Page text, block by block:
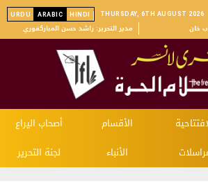
URDU ARABIC HINDI THURSDAY, 6TH AUGUST 2026
مدیر التحریر: راشد حسن المباركفوري خان
الأقسام
أصحاب اليراع
الأنباء لجنة التحرير